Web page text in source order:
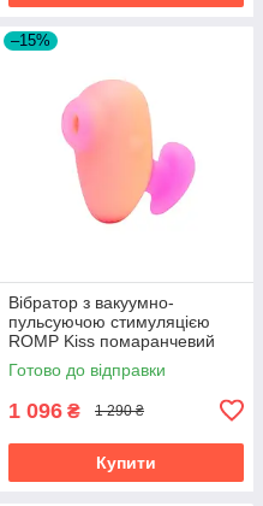
–15%
Вібратор з вакуумно-
пульсуючою стимуляцією
ROMP Kiss помаранчевий
Готово до відправки
1 096 ₴ 1 290 ₴
Купити